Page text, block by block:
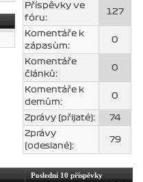
Příspěvky ve
fóru:
127
Komentáře k
zápasùm:
0
Komentáře
článků:
0
Komentáře k
demům:
0
Zprávy (přijaté):
74
Zprávy
(odeslané):
79
Poslední 10 příspěvky